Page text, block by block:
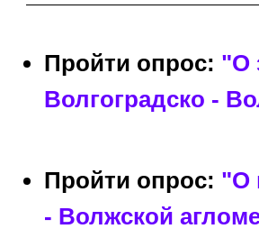
Пройти опрос: "О
Волгоградско -
Пройти опрос: "О
- Волжской